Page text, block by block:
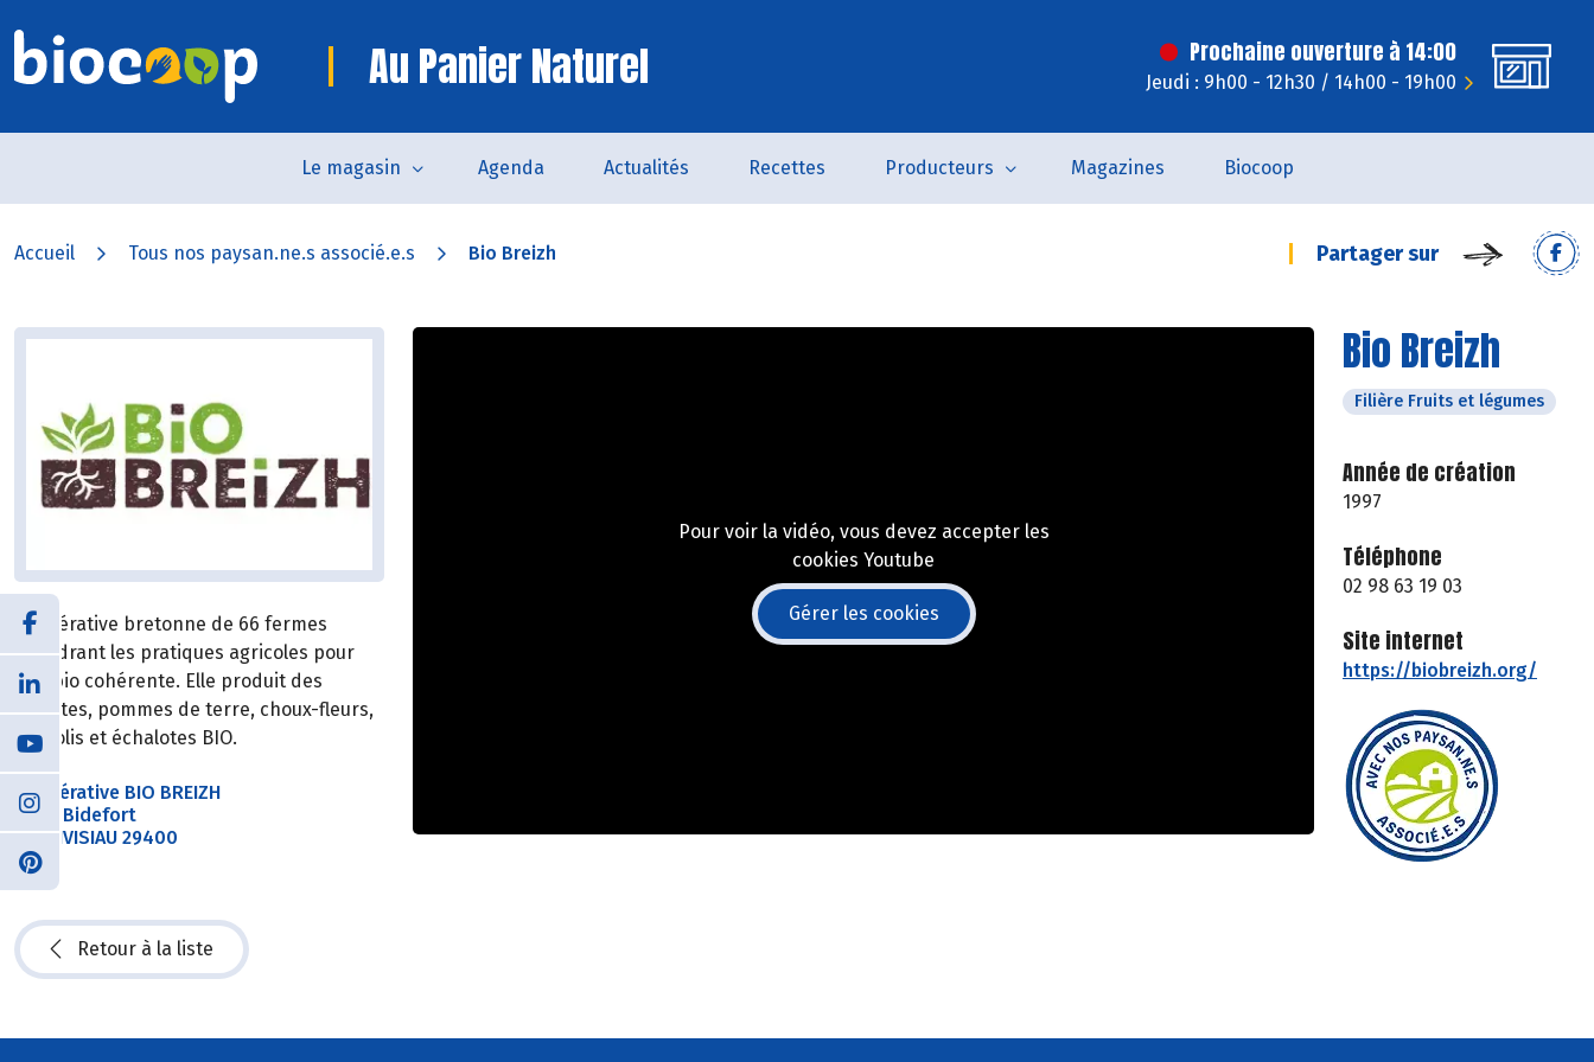
Au Panier Naturel Prochaine ouverture à 14:00
Jeudi : 9h00 - 12h30 / 14h00 - 19h00
Le magasin Agenda Actualités Recettes Producteurs Magazines Biocoop
Accueil Tous nos paysan.ne.s associé.e.s Bio Breizh Partager sur
Bio Breizh
Filière Fruits et légumes
Année de création
1997
Téléphone
02 98 63 19 03
Site internet
https://biobreizh.org/
Coopérative bretonne de 66 fermes
encadrant les pratiques agricoles pour
une bio cohérente. Elle produit des
carottes, pommes de terre, choux-fleurs,
brocolis et échalotes BIO.
Coopérative BIO BREIZH
7 rue Bidefort
LANDIVISIAU 29400
Pour voir la vidéo, vous devez accepter les
cookies Youtube
Gérer les cookies
Retour à la liste